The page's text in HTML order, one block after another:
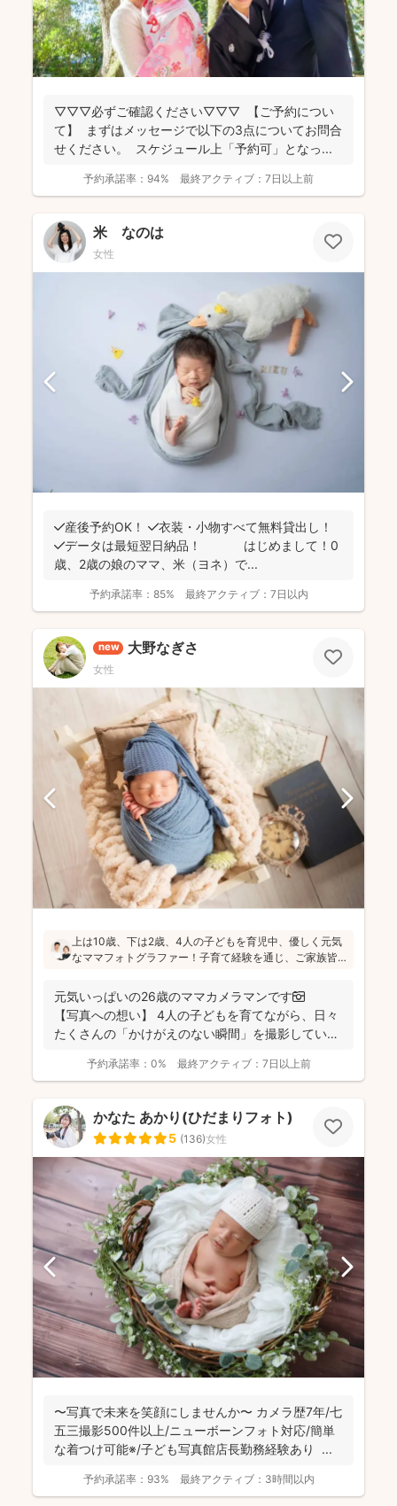
▽▽▽必ずご確認ください▽▽▽ 【ご予約につい
て】 まずはメッセージで以下の3点についてお問合
せください。 スケジュール上「予約可」となっ...
予約承諾率： 94% 最終アクティブ： 7日以上前
米 なのは
女性
✔️産後予約OK！ ✔️衣装・小物すべて無料貸出し！
✔️データは最短翌日納品！ はじめまして！0
歳、2歳の娘のママ、米（ヨネ）で...
予約承諾率： 85% 最終アクティブ： 7日以内
new 大野なぎさ
女性
上は10歳、下は2歳、4人の子どもを育児中、優しく元気
なママフォトグラファー！子育て経験を通じ、ご家族皆
ちを大切にしています！お子さんに無理がないよう、お
喋りしながら楽しく撮影していきます(^^)
元気いっぱいの26歳のママカメラマンです📷
【写真への想い】 4人の子どもを育てながら、日々
たくさんの「かけがえのない瞬間」を撮影してい
予約承諾率： 0% 最終アクティブ： 7日以上前
かなた あかり(ひだまりフォト)
5 (136)女性
〜写真で未来を笑顔にしませんか〜 カメラ歴7年/七
五三撮影500件以上/ニューボーンフォト対応/簡単
な着つけ可能※/子ども写真館店長勤務経験あり ...
予約承諾率： 93% 最終アクティブ： 3時間以内